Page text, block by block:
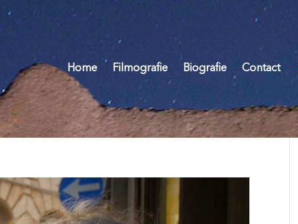
Home Filmografie Biografie Contact